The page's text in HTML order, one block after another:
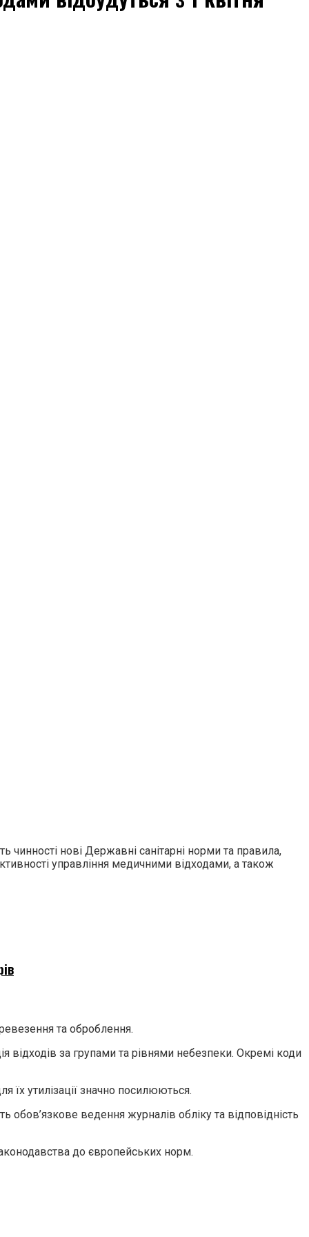
чинності нові Державні санітарні норми та правила,
управління медичними відходами, а також
та оброблення.
відходів за групами та рівнями небезпеки. Окремі коди
утилізації значно посилюються.
ведення журналів обліку та відповідність
до європейських норм.